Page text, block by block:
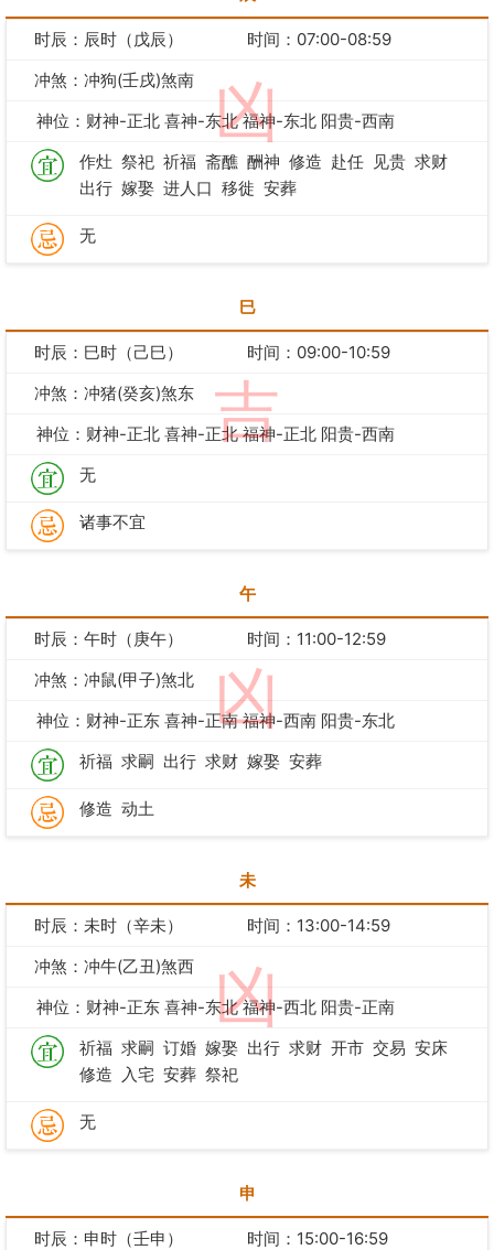
凶
时辰：辰时（戊辰）
时间：07:00-08:59
冲煞：冲狗(壬戌)煞南
神位：财神-正北 喜神-东北 福神-东北 阳贵-西南
作灶 祭祀 祈福 斋醮 酬神 修造 赴任 见贵 求财
出行 嫁娶 进人口 移徙 安葬
无
巳
吉
时辰：巳时（己巳）
时间：09:00-10:59
冲煞：冲猪(癸亥)煞东
神位：财神-正北 喜神-正北 福神-正北 阳贵-西南
无
诸事不宜
午
凶
时辰：午时（庚午）
时间：11:00-12:59
冲煞：冲鼠(甲子)煞北
神位：财神-正东 喜神-正南 福神-西南 阳贵-东北
祈福 求嗣 出行 求财 嫁娶 安葬
修造 动土
未
凶
时辰：未时（辛未）
时间：13:00-14:59
冲煞：冲牛(乙丑)煞西
神位：财神-正东 喜神-东北 福神-西北 阳贵-正南
祈福 求嗣 订婚 嫁娶 出行 求财 开市 交易 安床
修造
入宅 安葬 祭祀
无
申
时辰：申时（壬申）
时间：15:00-16:59